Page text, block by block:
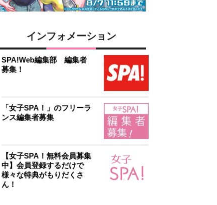
インフォメーション
SPA!Web編集部 編集者
募集！
「女子SPA！」のフリーラ
ンス編集者募集
【女子SPA！無料会員募集
中】会員登録するだけで
様々な特典がもりだくさ
ん！